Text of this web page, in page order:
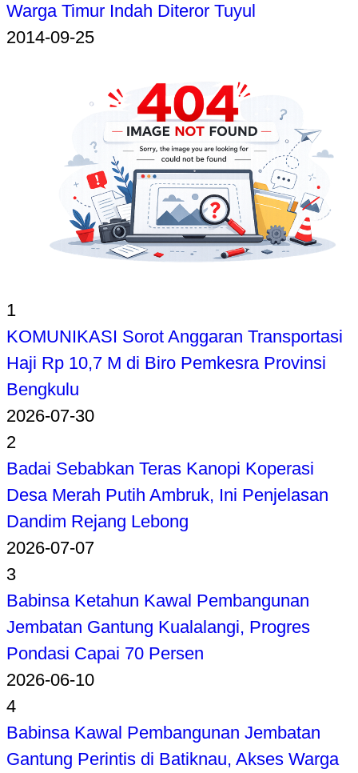
Warga Timur Indah Diteror Tuyul
2014-09-25
1
KOMUNIKASI Sorot Anggaran Transportasi
Haji Rp 10,7 M di Biro Pemkesra Provinsi
Bengkulu
2026-07-30
2
Badai Sebabkan Teras Kanopi Koperasi
Desa Merah Putih Ambruk, Ini Penjelasan
Dandim Rejang Lebong
2026-07-07
3
Babinsa Ketahun Kawal Pembangunan
Jembatan Gantung Kualalangi, Progres
Pondasi Capai 70 Persen
2026-06-10
4
Babinsa Kawal Pembangunan Jembatan
Gantung Perintis di Batiknau, Akses Warga